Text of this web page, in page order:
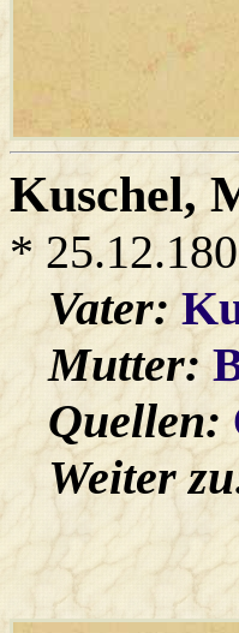
Kuschel,
*
Vater:
Mutter:
Quellen:
Weiter